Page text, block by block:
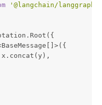
'@langchain/langgraph'
x.concat(y),